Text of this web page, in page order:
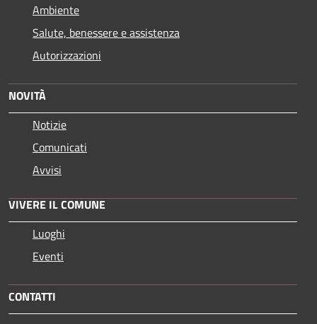
Ambiente
Salute, benessere e assistenza
Autorizzazioni
NOVITÀ
Notizie
Comunicati
Avvisi
VIVERE IL COMUNE
Luoghi
Eventi
CONTATTI